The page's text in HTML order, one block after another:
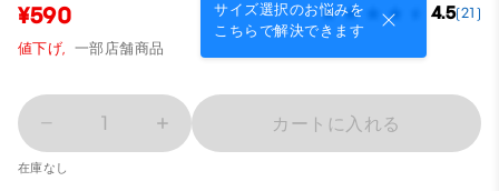
サイズ選択のお悩みを
こちらで解決できます
¥590 4.5(21)
値下げ, 一部店舗商品
1 カートに入れる
在庫なし